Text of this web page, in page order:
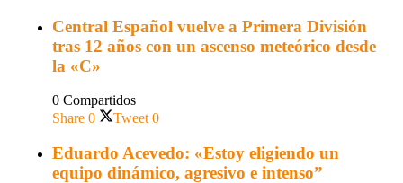
Central Español vuelve a Primera División
tras 12 años con un ascenso meteórico desde
la «C»
0 Compartidos
Share 0 Tweet 0
Eduardo Acevedo: «Estoy eligiendo un
equipo dinámico, agresivo e intenso”